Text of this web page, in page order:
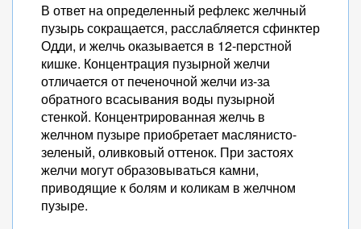
В ответ на определенный рефлекс желчный
пузырь сокращается, расслабляется сфинктер
Одди, и желчь оказывается в 12-перстной
кишке. Концентрация пузырной желчи
отличается от печеночной желчи из-за
обратного всасывания воды пузырной
стенкой. Концентрированная желчь в
желчном пузыре приобретает маслянисто-
зеленый, оливковый оттенок. При застоях
желчи могут образовываться камни,
приводящие к болям и коликам в желчном
пузыре.